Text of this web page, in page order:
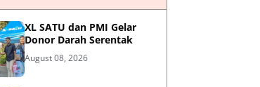
XL SATU dan PMI Gelar
Donor Darah Serentak
August 08, 2026